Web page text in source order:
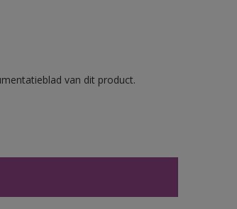
van dit product.